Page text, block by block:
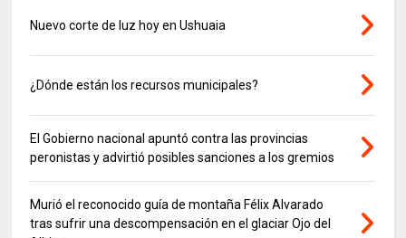
Nuevo corte de luz hoy en Ushuaia
¿Dónde están los recursos municipales?
El Gobierno nacional apuntó contra las provincias
peronistas y advirtió posibles sanciones a los gremios
Murió el reconocido guía de montaña Félix Alvarado
tras sufrir una descompensación en el glaciar Ojo del